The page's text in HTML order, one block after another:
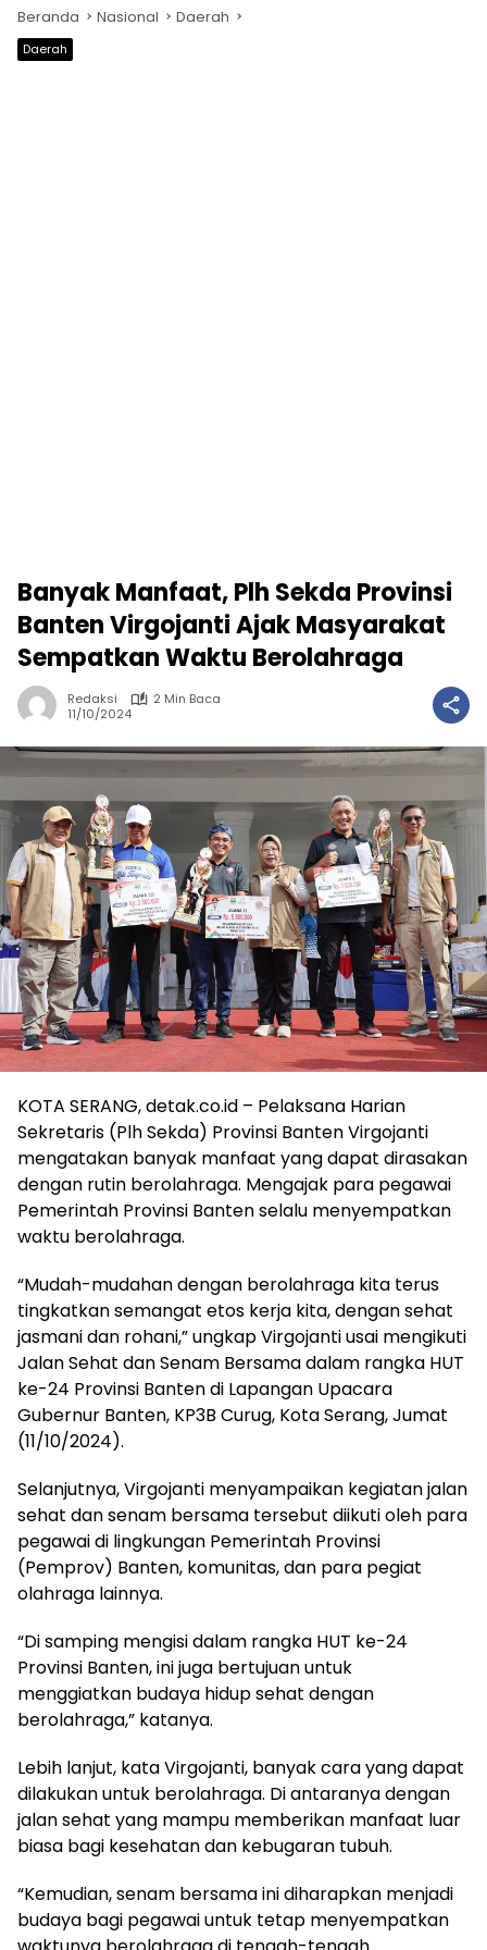
Beranda Nasional Daerah
Daerah
Banyak Manfaat, Plh Sekda Provinsi
Banten Virgojanti Ajak Masyarakat
Sempatkan Waktu Berolahraga
Redaksi
2 Min Baca
11/10/2024
KOTA SERANG, detak.co.id – Pelaksana Harian
Sekretaris (Plh Sekda) Provinsi Banten Virgojanti
mengatakan banyak manfaat yang dapat dirasakan
dengan rutin berolahraga. Mengajak para pegawai
Pemerintah Provinsi Banten selalu menyempatkan
waktu berolahraga.
“Mudah-mudahan dengan berolahraga kita terus
tingkatkan semangat etos kerja kita, dengan sehat
jasmani dan rohani,” ungkap Virgojanti usai mengikuti
Jalan Sehat dan Senam Bersama dalam rangka HUT
ke-24 Provinsi Banten di Lapangan Upacara
Gubernur Banten, KP3B Curug, Kota Serang, Jumat
(11/10/2024).
Selanjutnya, Virgojanti menyampaikan kegiatan jalan
sehat dan senam bersama tersebut diikuti oleh para
pegawai di lingkungan Pemerintah Provinsi
(Pemprov) Banten, komunitas, dan para pegiat
olahraga lainnya.
“Di samping mengisi dalam rangka HUT ke-24
Provinsi Banten, ini juga bertujuan untuk
menggiatkan budaya hidup sehat dengan
berolahraga,” katanya.
Lebih lanjut, kata Virgojanti, banyak cara yang dapat
dilakukan untuk berolahraga. Di antaranya dengan
jalan sehat yang mampu memberikan manfaat luar
biasa bagi kesehatan dan kebugaran tubuh.
“Kemudian, senam bersama ini diharapkan menjadi
budaya bagi pegawai untuk tetap menyempatkan